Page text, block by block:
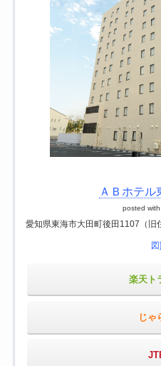
ＡＢホテル
posted with
愛知県東海市大田町後田1107（
図]
楽天ト
じゃ